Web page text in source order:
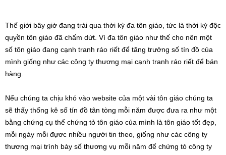
Thế giới bây giờ đang trải qua thời kỳ đa tôn giáo, tức là thời kỳ độc
quyền tôn giáo đã chấm dứt. Vì đa tôn giáo như thế cho nên một
số tôn giáo đang cạnh tranh ráo riết để tăng trưởng số tín đồ của
mình giống như các công ty thương mại cạnh tranh ráo riết để bán
hàng.
Nếu chúng ta chịu khó vào website của một vài tôn giáo chúng ta
sẽ thấy thống kê số tín đồ tân tòng mỗi năm được đưa ra như một
bằng chứng cụ thể chứng tỏ tôn giáo của mình là tôn giáo tốt đẹp,
mỗi ngày mỗi đựơc nhiều người tin theo, giống như các công ty
thương mại trình bày số thương vụ mỗi năm để chứng tỏ công ty